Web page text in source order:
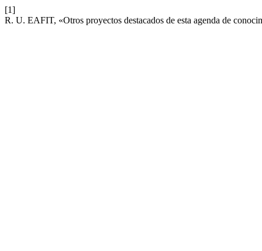
[1]
R. U. EAFIT, «Otros proyectos destacados de esta agenda de